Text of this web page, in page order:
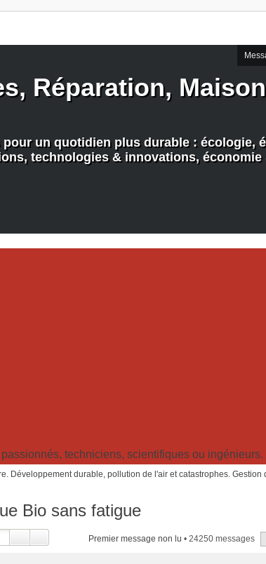
Réparation,
un quotidien plus durable : écologie,
technologies & innovations,
techniciens, scientifiques ou
Développement durable, pollution de l'air et catastrophes. Gestion
Bio sans fatigue
Premier message non lu • 24250 messages